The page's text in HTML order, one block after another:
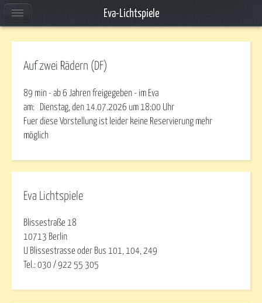
Eva Lichtspiele
Blissestraße 18
10713 Berlin
U Blissestrasse oder Bus 101, 104, 249
Tel.: 030 / 922 55 305
Auf zwei Rädern (DF)
89 min - ab 6 Jahren freigegeben - im Eva
am:
Dienstag, den 14.07.2026 um 18:00 Uhr
Fuer diese Vorstellung ist leider keine Reservierung mehr
möglich
Eva-Lichtspiele